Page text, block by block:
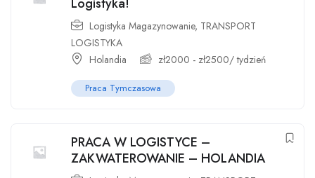
Logistyka!
Logistyka Magazynowanie, TRANSPORT
LOGISTYKA
Holandia
zł2000 - zł2500/ tydzień
Praca Tymczasowa
PRACA W LOGISTYCE –
ZAKWATEROWANIE – HOLANDIA